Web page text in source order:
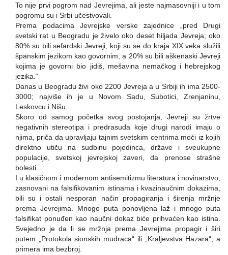
To nije prvi pogrom nad Jevrejima, ali jeste najmasovniji i u tom
pogromu su i Srbi učestvovali.
Prema podacima Jevrejske verske zajednice „pred Drugi
svetski rat u Beogradu je živelo oko deset hiljada Jevreja; oko
80% su bili sefardski Jevreji, koji su se do kraja XIX veka služili
španskim jezikom kao govornim, a 20% su bili aškenaski Jevreji
kojima je govorni bio jidiš, mešavina nemačkog i hebrejskog
jezika.“
Danas u Beogradu živi oko 2200 Jevreja a u Srbiji ih ima 2500-
3000; najviše ih je u Novom Sadu, Subotici, Zrenjaninu,
Leskovcu i Nišu.
Skoro od samog početka svog postojanja, Jevreji su žrtve
negativnih stereotipa i predrasuda koje drugi narodi imaju o
njima, priča da upravljaju tajnim svetskim centrima moći iz kojih
direktno utiču na sudbinu pojedinca, države i sveukupne
populacije, svetskoj jevrejskoj zaveri, da prenose strašne
bolesti...
I u klasičnom i modernom antisemitizmu literatura i novinarstvo,
zasnovani na falsifikovanim istinama i kvazinaučnim dokazima,
bili su i ostali nesporan način propagiranja i širenja mržnje
prema Jevrejima. Mnogo puta ponovljena laž i mnogo puta
falsifikat ponuđen kao naučni dokaz biće prihvaćen kao istina.
Svejedno je da li se mržnja prema Jevrejima propagir i širi
putem „Protokola sionskih mudraca“ ili „Kraljevstva Hazara“, a
primera ima bezbroj.